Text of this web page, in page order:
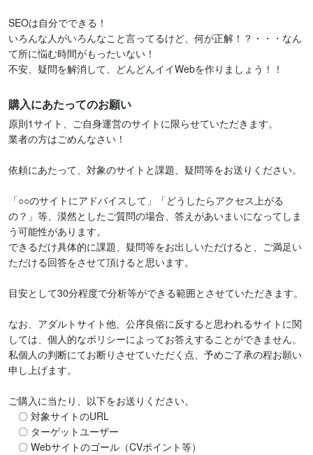
SEOは自分でできる！
いろんな人がいろんなこと言ってるけど、何が正解！？・・・なん
て所に悩む時間がもったいない！
不安、疑問を解消して、どんどんイイWebを作りましょう！！
購入にあたってのお願い
原則1サイト、ご自身運営のサイトに限らせていただきます。
業者の方はごめんなさい！
依頼にあたって、対象のサイトと課題、疑問等をお送りください。
「○○のサイトにアドバイスして」「どうしたらアクセス上がる
の？」等、漠然としたご質問の場合、答えがあいまいになってしま
う可能性があります。
できるだけ具体的に課題、疑問等をお出しいただけると、ご満足い
ただける回答をさせて頂けると思います。
目安として30分程度で分析等ができる範囲とさせていただきます。
なお、アダルトサイト他、公序良俗に反すると思われるサイトに関
しては、個人的なポリシーによってお答えすることができません。
私個人の判断にてお断りさせていただく点、予めご了承の程お願い
申し上げます。
ご購入に当たり、以下をお送りください。
〇 対象サイトのURL
〇 ターゲットユーザー
〇 Webサイトのゴール（CVポイント等）